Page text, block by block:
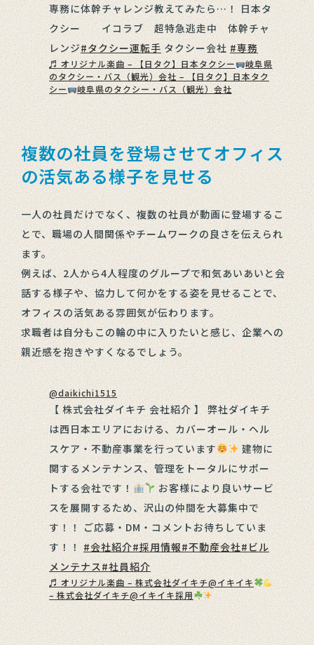
専務に体幹チャレンジ教えてみたら…！ 日本タ
クシー イコラブ 超特急逃走中 体幹チャ
レンジ#タクシー運転手タクシー会社 #専務
♬ オリジナル楽曲 – 【日タク】日本タクシー
岐阜県
のタクシー・バス（観光）会社 – 【日タク】日本タク
シー
岐阜県のタクシー・バス（観光）会社
複数の社員を登場させてオフィス
の活気ある様子を見せる
一人の社員だけでなく、複数の社員が動画に登場するこ
とで、職場の人間関係やチームワークの良さを伝えられ
ます。
例えば、2人から4人程度のグループで和気あいあいと会
話する様子や、協力して何かをする姿を見せることで、
オフィスの活気ある雰囲気が伝わります。
求職者は自分もこの輪の中に入りたいと感じ、企業への
親近感を抱きやすくなるでしょう。
@daikichi1515
【 株式会社ダイキチ 会社紹介 】 弊社ダイキチ
は西日本エリアにおける、カバーオール・ヘル
スケア・不動産事業を行っています
建物に
関するメンテナンス、管理をトータルにサポー
トする会社です！
お客様により良いサービ
スを展開するため、沢山の仲間を大募集中で
す！！ ご応募・DM・コメントお待ちしていま
す！！ #会社紹介#採用情報#不動産会社#ビル
メンテナス#社員紹介
♬ オリジナル楽曲 – 株式会社ダイキチ@イキイキ
– 株式会社ダイキチ@イキイキ採用